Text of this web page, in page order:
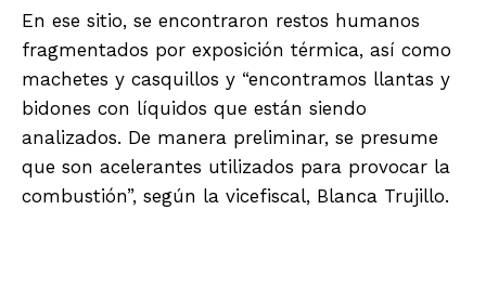
En ese sitio, se encontraron restos humanos
fragmentados por exposición térmica, así como
machetes y casquillos y “encontramos llantas y
bidones con líquidos que están siendo
analizados. De manera preliminar, se presume
que son acelerantes utilizados para provocar la
combustión”, según la vicefiscal, Blanca Trujillo.